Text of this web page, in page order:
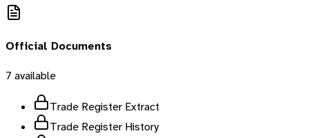
Official Documents
7 available
Trade Register Extract
Trade Register History